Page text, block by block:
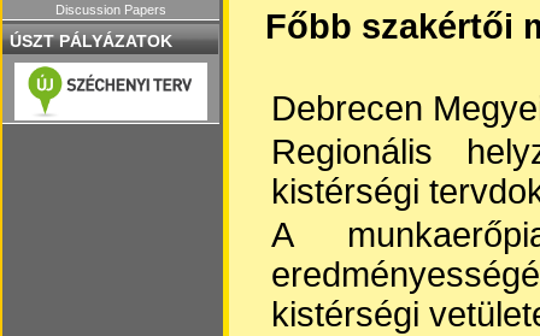
Discussion Papers
ÚSZT PÁLYÁZATOK Főbb szakértői
Debrecen
Regionális
kistérségi
A
kistérségi